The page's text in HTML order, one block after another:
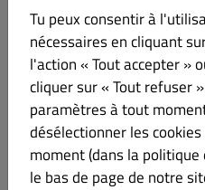
Bo Bun Veggie
Nems végétariens.
Tu peux consentir à
nécessaires en cliquant
l'action « Tout accepter »
cliquer sur « Tout refuser
paramètres à tout
désélectionner les
moment (dans la
le bas de page de notre